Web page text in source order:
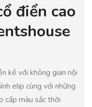
điển cao
kề với không gian nội
elip cùng với những
cấp màu sắc thời